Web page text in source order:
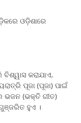
ଓଡ଼ିଶାରେ
କରାଯାଏ,
ପୂଜା (ପୂଜା) ପାଇଁ
ଭଜନ (ଭକ୍ତି ଗୀତ)
ହୁଏ ।